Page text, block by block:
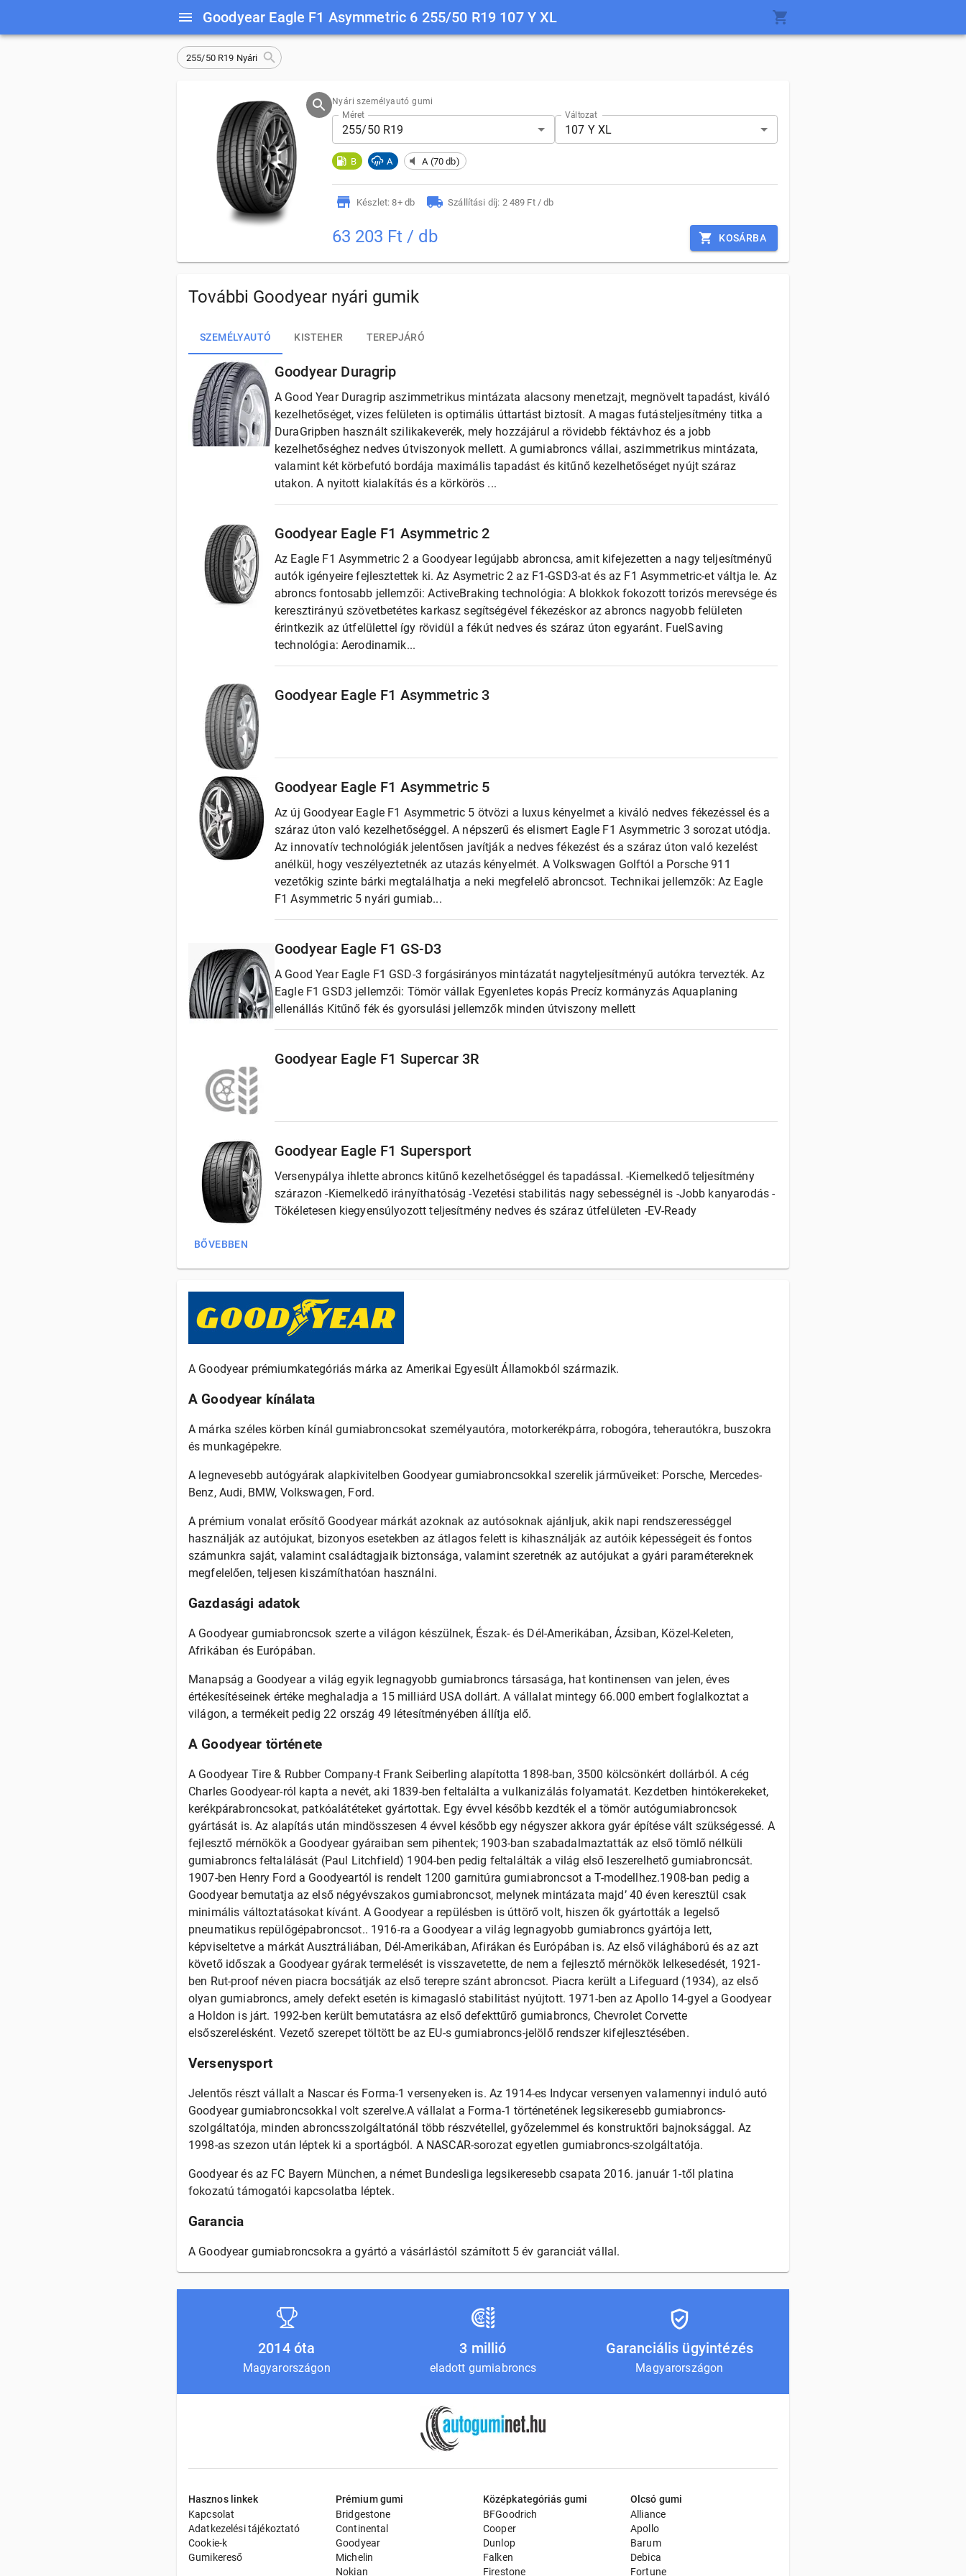
Goodyear Eagle F1 Asymmetric 6 255/50 R19 107 Y XL
255/50 R19 Nyári
Nyári személyautó gumi
Méret
255/50 R19
Változat
107 Y XL
B A A (70 db)
Készlet: 8+ db Szállítási díj: 2 489 Ft / db
63 203 Ft / db KOSÁRBA
További Goodyear nyári gumik
SZEMÉLYAUTÓ KISTEHER TEREPJÁRÓ
Goodyear Duragrip
A Good Year Duragrip aszimmetrikus mintázata alacsony menetzajt, megnövelt tapadást, kiváló
kezelhetőséget, vizes felületen is optimális úttartást biztosít. A magas futásteljesítmény titka a
DuraGripben használt szilikakeverék, mely hozzájárul a rövidebb féktávhoz és a jobb
kezelhetőséghez nedves útviszonyok mellett. A gumiabroncs vállai, aszimmetrikus mintázata,
valamint két körbefutó bordája maximális tapadást és kitűnő kezelhetőséget nyújt száraz
utakon. A nyitott kialakítás és a körkörös ...
Goodyear Eagle F1 Asymmetric 2
Az Eagle F1 Asymmetric 2 a Goodyear legújabb abroncsa, amit kifejezetten a nagy teljesítményű
autók igényeire fejlesztettek ki. Az Asymetric 2 az F1-GSD3-at és az F1 Asymmetric-et váltja le. Az
abroncs fontosabb jellemzői: ActiveBraking technológia: A blokkok fokozott torizós merevsége és
keresztirányú szövetbetétes karkasz segítségével fékezéskor az abroncs nagyobb felületen
érintkezik az útfelülettel így rövidül a fékút nedves és száraz úton egyaránt. FuelSaving
technológia: Aerodinamik...
Goodyear Eagle F1 Asymmetric 3
Goodyear Eagle F1 Asymmetric 5
Az új Goodyear Eagle F1 Asymmetric 5 ötvözi a luxus kényelmet a kiváló nedves fékezéssel és a
száraz úton való kezelhetőséggel. A népszerű és elismert Eagle F1 Asymmetric 3 sorozat utódja.
Az innovatív technológiák jelentősen javítják a nedves fékezést és a száraz úton való kezelést
anélkül, hogy veszélyeztetnék az utazás kényelmét. A Volkswagen Golftól a Porsche 911
vezetőkig szinte bárki megtalálhatja a neki megfelelő abroncsot. Technikai jellemzők: Az Eagle
F1 Asymmetric 5 nyári gumiab...
Goodyear Eagle F1 GS-D3
A Good Year Eagle F1 GSD-3 forgásirányos mintázatát nagyteljesítményű autókra tervezték. Az
Eagle F1 GSD3 jellemzői: Tömör vállak Egyenletes kopás Precíz kormányzás Aquaplaning
ellenállás Kitűnő fék és gyorsulási jellemzők minden útviszony mellett
Goodyear Eagle F1 Supercar 3R
Goodyear Eagle F1 Supersport
Versenypálya ihlette abroncs kitűnő kezelhetőséggel és tapadással. -Kiemelkedő teljesítmény
szárazon -Kiemelkedő irányíthatóság -Vezetési stabilitás nagy sebességnél is -Jobb kanyarodás -
Tökéletesen kiegyensúlyozott teljesítmény nedves és száraz útfelületen -EV-Ready
BŐVEBBEN
A Goodyear prémiumkategóriás márka az Amerikai Egyesült Államokból származik.
A Goodyear kínálata
A márka széles körben kínál gumiabroncsokat személyautóra, motorkerékpárra, robogóra, teherautókra, buszokra
és munkagépekre.
A legnevesebb autógyárak alapkivitelben Goodyear gumiabroncsokkal szerelik járműveiket: Porsche, Mercedes-
Benz, Audi, BMW, Volkswagen, Ford.
A prémium vonalat erősítő Goodyear márkát azoknak az autósoknak ajánljuk, akik napi rendszerességgel
használják az autójukat, bizonyos esetekben az átlagos felett is kihasználják az autóik képességeit és fontos
számunkra saját, valamint családtagjaik biztonsága, valamint szeretnék az autójukat a gyári paramétereknek
megfelelően, teljesen kiszámíthatóan használni.
Gazdasági adatok
A Goodyear gumiabroncsok szerte a világon készülnek, Észak- és Dél-Amerikában, Ázsiban, Közel-Keleten,
Afrikában és Európában.
Manapság a Goodyear a világ egyik legnagyobb gumiabroncs társasága, hat kontinensen van jelen, éves
értékesítéseinek értéke meghaladja a 15 milliárd USA dollárt. A vállalat mintegy 66.000 embert foglalkoztat a
világon, a termékeit pedig 22 ország 49 létesítményében állítja elő.
A Goodyear története
A Goodyear Tire & Rubber Company-t Frank Seiberling alapította 1898-ban, 3500 kölcsönkért dollárból. A cég
Charles Goodyear-ról kapta a nevét, aki 1839-ben feltalálta a vulkanizálás folyamatát. Kezdetben hintókerekeket,
kerékpárabroncsokat, patkóalátéteket gyártottak. Egy évvel később kezdték el a tömör autógumiabroncsok
gyártását is. Az alapítás után mindösszesen 4 évvel később egy négyszer akkora gyár építése vált szükségessé. A
fejlesztő mérnökök a Goodyear gyáraiban sem pihentek; 1903-ban szabadalmaztatták az első tömlő nélküli
gumiabroncs feltalálását (Paul Litchfield) 1904-ben pedig feltalálták a világ első leszerelhető gumiabroncsát.
1907-ben Henry Ford a Goodyeartól is rendelt 1200 garnitúra gumiabroncsot a T-modellhez.1908-ban pedig a
Goodyear bemutatja az első négyévszakos gumiabroncsot, melynek mintázata majd’ 40 éven keresztül csak
minimális változtatásokat kívánt. A Goodyear a repülésben is úttörő volt, hiszen ők gyártották a legelső
pneumatikus repülőgépabroncsot.. 1916-ra a Goodyear a világ legnagyobb gumiabroncs gyártója lett,
képviseltetve a márkát Ausztráliában, Dél-Amerikában, Afirákan és Európában is. Az első világháború és az azt
követő időszak a Goodyear gyárak termelését is visszavetette, de nem a fejlesztő mérnökök lelkesedését, 1921-
ben Rut-proof néven piacra bocsátják az első terepre szánt abroncsot. Piacra került a Lifeguard (1934), az első
olyan gumiabroncs, amely defekt esetén is kimagasló stabilitást nyújtott. 1971-ben az Apollo 14-gyel a Goodyear
a Holdon is járt. 1992-ben került bemutatásra az első defekttűrő gumiabroncs, Chevrolet Corvette
elsőszerelésként. Vezető szerepet töltött be az EU-s gumiabroncs-jelölő rendszer kifejlesztésében.
Versenysport
Jelentős részt vállalt a Nascar és Forma-1 versenyeken is. Az 1914-es Indycar versenyen valamennyi induló autó
Goodyear gumiabroncsokkal volt szerelve.A vállalat a Forma-1 történetének legsikeresebb gumiabroncs-
szolgáltatója, minden abroncsszolgáltatónál több részvétellel, győzelemmel és konstruktőri bajnoksággal. Az
1998-as szezon után léptek ki a sportágból. A NASCAR-sorozat egyetlen gumiabroncs-szolgáltatója.
Goodyear és az FC Bayern München, a német Bundesliga legsikeresebb csapata 2016. január 1-től platina
fokozatú támogatói kapcsolatba léptek.
Garancia
A Goodyear gumiabroncsokra a gyártó a vásárlástól számított 5 év garanciát vállal.
2014 óta
Magyarországon
3 millió
eladott gumiabroncs
Garanciális ügyintézés
Magyarországon
Hasznos linkek
Kapcsolat
Adatkezelési tájékoztató
Cookie-k
Gumikereső
Prémium gumi
Bridgestone
Continental
Goodyear
Michelin
Nokian
Középkategóriás gumi
BFGoodrich
Cooper
Dunlop
Falken
Firestone
Olcsó gumi
Alliance
Apollo
Barum
Debica
Fortune